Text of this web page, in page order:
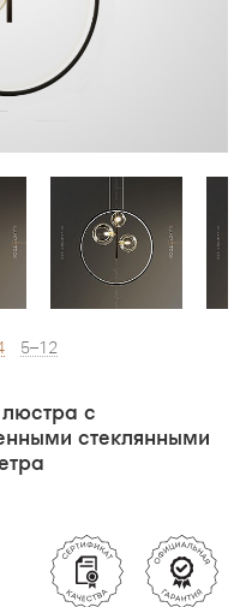
5–12
с
стеклянными